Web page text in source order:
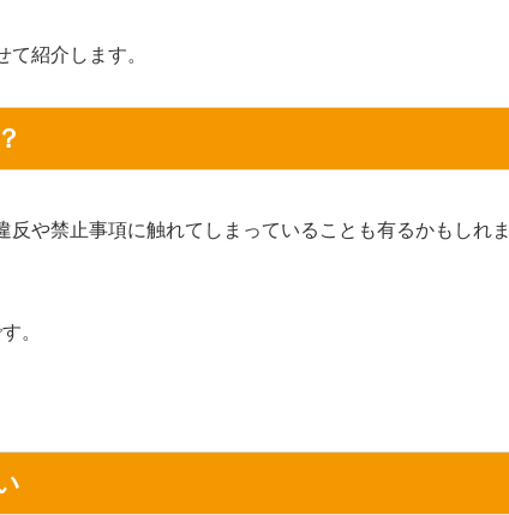
紹介します。
や禁止事項に触れてしまっていることも有るかもしれま
。